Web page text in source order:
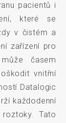
pacientů i
které se
v čistém a
zařízení pro
časem
vnitřní
Datalogic
každodenní
roztoky. Tato